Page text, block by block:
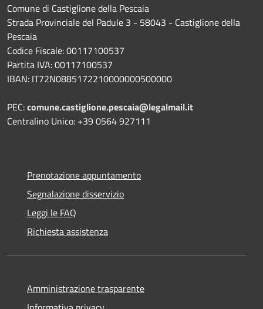
Comune di Castiglione della Pescaia
Strada Provinciale del Padule 3 - 58043 - Castiglione della
Pescaia
Codice Fiscale: 00117100537
Partita IVA: 00117100537
IBAN: IT72N0885172210000000500000
PEC:comune.castiglione.pescaia@legalmail.it
Centralino Unico: +39 0564 927111
Prenotazione appuntamento
Segnalazione disservizio
Leggi le FAQ
Richiesta assistenza
Amministrazione trasparente